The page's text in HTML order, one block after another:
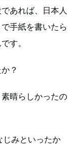
あれば、日本人
手紙を書いたら
す。
？
晴らしかったの
みといったか